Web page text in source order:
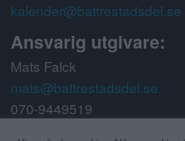
kalender@battrestadsdel.se
Ansvarig utgivare:
Mats Falck
mats@battrestadsdel.se
070-9449519